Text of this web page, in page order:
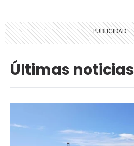
Últimas noticias